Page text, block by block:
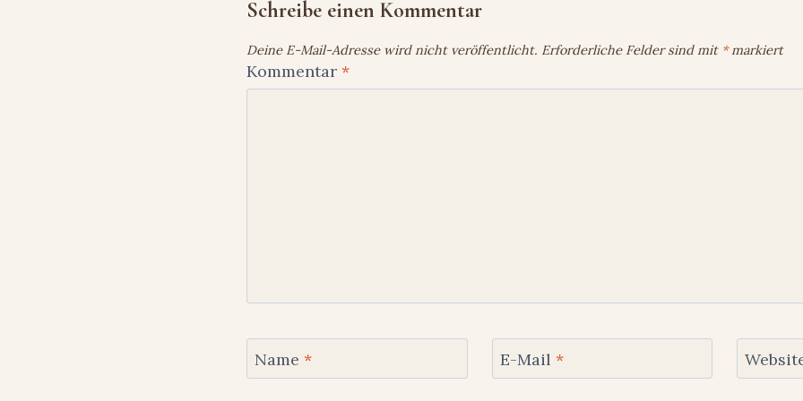
Schreibe einen Kommentar
Deine E-Mail-Adresse wird nicht veröffentlicht. Erforderliche Felder sind mit *markiert
Kommentar *
Name * E-Mail *